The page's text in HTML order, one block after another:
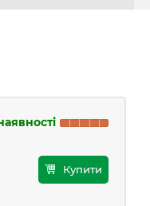
Купити